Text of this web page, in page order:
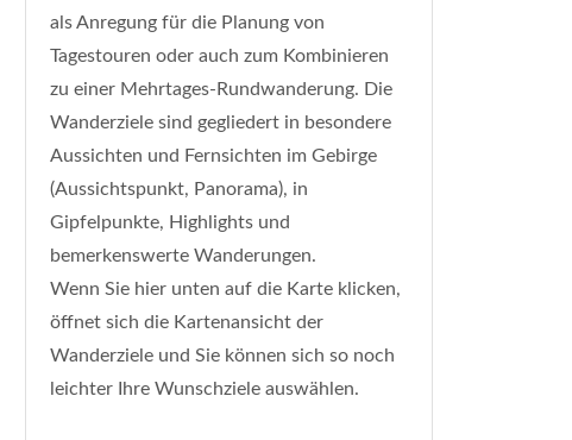
als Anregung für die Planung von
Tagestouren oder auch zum Kombinieren
zu einer Mehrtages-Rundwanderung. Die
Wanderziele sind gegliedert in besondere
Aussichten und Fernsichten im Gebirge
(Aussichtspunkt, Panorama), in
Gipfelpunkte, Highlights und
bemerkenswerte Wanderungen.
Wenn Sie hier unten auf die Karte klicken,
öffnet sich die Kartenansicht der
Wanderziele und Sie können sich so noch
leichter Ihre Wunschziele auswählen.